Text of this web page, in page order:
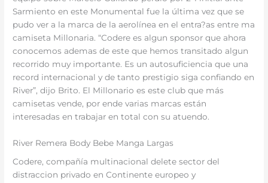
Sarmiento en este Monumental fue la última vez que se
pudo ver a la marca de la aerolínea en el entra?as entre ma
camiseta Millonaria. “Codere es algun sponsor que ahora
conocemos ademas de este que hemos transitado algun
recorrido muy importante. Es un autosuficiencia que una
record internacional y de tanto prestigio siga confiando en
River”, dijo Brito. El Millonario es este club que más
camisetas vende, por ende varias marcas están
interesadas en trabajar en total con su atuendo.
River Remera Body Bebe Manga Largas
Codere, compañía multinacional delete sector del
distraccion privado en Continente europeo y